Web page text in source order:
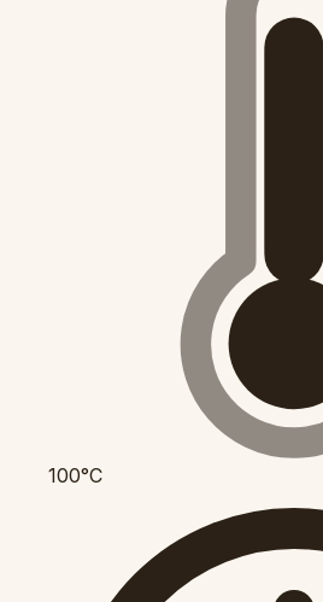
100°C